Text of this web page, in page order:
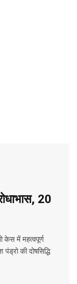
20
केस में महत्वपूर्ण
की दोषसिद्धि